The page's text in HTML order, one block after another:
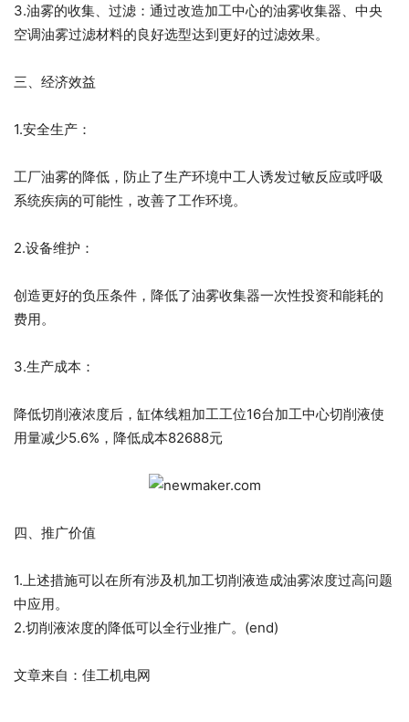
3.油雾的收集、过滤：通过改造加工中心的油雾收集器、中央
空调油雾过滤材料的良好选型达到更好的过滤效果。
三、经济效益
1.安全生产：
工厂油雾的降低，防止了生产环境中工人诱发过敏反应或呼吸
系统疾病的可能性，改善了工作环境。
2.设备维护：
创造更好的负压条件，降低了油雾收集器一次性投资和能耗的
费用。
3.生产成本：
降低切削液浓度后，缸体线粗加工工位16台加工中心切削液使
用量减少5.6%，降低成本82688元
四、推广价值
1.上述措施可以在所有涉及机加工切削液造成油雾浓度过高问题
中应用。
2.切削液浓度的降低可以全行业推广。(end)
文章来自：佳工机电网